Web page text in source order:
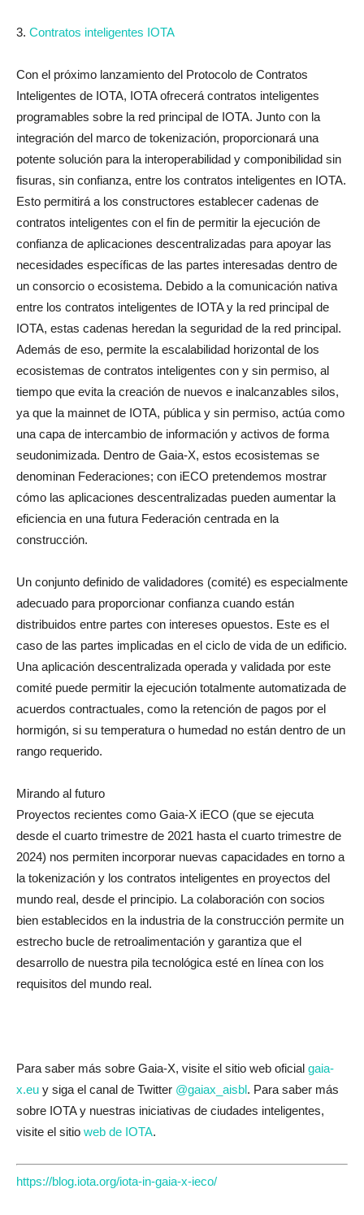
3. Contratos inteligentes IOTA
Con el próximo lanzamiento del Protocolo de Contratos
Inteligentes de IOTA, IOTA ofrecerá contratos inteligentes
programables sobre la red principal de IOTA. Junto con la
integración del marco de tokenización, proporcionará una
potente solución para la interoperabilidad y componibilidad sin
fisuras, sin confianza, entre los contratos inteligentes en IOTA.
Esto permitirá a los constructores establecer cadenas de
contratos inteligentes con el fin de permitir la ejecución de
confianza de aplicaciones descentralizadas para apoyar las
necesidades específicas de las partes interesadas dentro de
un consorcio o ecosistema. Debido a la comunicación nativa
entre los contratos inteligentes de IOTA y la red principal de
IOTA, estas cadenas heredan la seguridad de la red principal.
Además de eso, permite la escalabilidad horizontal de los
ecosistemas de contratos inteligentes con y sin permiso, al
tiempo que evita la creación de nuevos e inalcanzables silos,
ya que la mainnet de IOTA, pública y sin permiso, actúa como
una capa de intercambio de información y activos de forma
seudonimizada. Dentro de Gaia-X, estos ecosistemas se
denominan Federaciones; con iECO pretendemos mostrar
cómo las aplicaciones descentralizadas pueden aumentar la
eficiencia en una futura Federación centrada en la
construcción.
Un conjunto definido de validadores (comité) es especialmente
adecuado para proporcionar confianza cuando están
distribuidos entre partes con intereses opuestos. Este es el
caso de las partes implicadas en el ciclo de vida de un edificio.
Una aplicación descentralizada operada y validada por este
comité puede permitir la ejecución totalmente automatizada de
acuerdos contractuales, como la retención de pagos por el
hormigón, si su temperatura o humedad no están dentro de un
rango requerido.
Mirando al futuro
Proyectos recientes como Gaia-X iECO (que se ejecuta
desde el cuarto trimestre de 2021 hasta el cuarto trimestre de
2024) nos permiten incorporar nuevas capacidades en torno a
la tokenización y los contratos inteligentes en proyectos del
mundo real, desde el principio. La colaboración con socios
bien establecidos en la industria de la construcción permite un
estrecho bucle de retroalimentación y garantiza que el
desarrollo de nuestra pila tecnológica esté en línea con los
requisitos del mundo real.
Para saber más sobre Gaia-X, visite el sitio web oficial gaia-
x.eu y siga el canal de Twitter @gaiax_aisbl. Para saber más
sobre IOTA y nuestras iniciativas de ciudades inteligentes,
visite el sitio web de IOTA.
https://blog.iota.org/iota-in-gaia-x-ieco/